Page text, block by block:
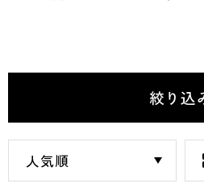
絞り込